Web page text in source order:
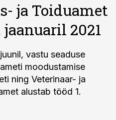
ja Toiduamet
2021
vastu seaduse
moodustamise
ning Veterinaar- ja
alustab tööd 1.